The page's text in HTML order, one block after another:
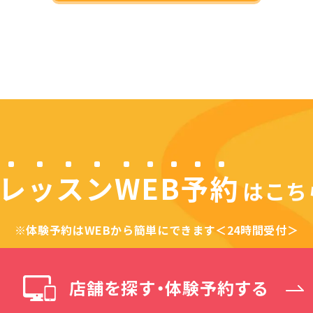
ッスンWEB予約 はこ
※体験予約はWEBから簡単にできます＜24時間受付＞
店舗を探す・体験予約する